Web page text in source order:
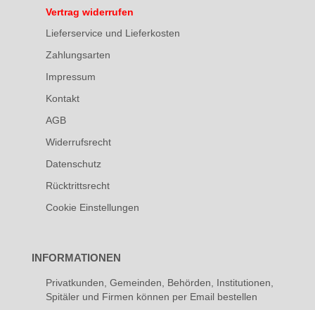
Vertrag widerrufen
Lieferservice und Lieferkosten
Zahlungsarten
Impressum
Kontakt
AGB
Widerrufsrecht
Datenschutz
Rücktrittsrecht
Cookie Einstellungen
INFORMATIONEN
Privatkunden, Gemeinden, Behörden, Institutionen,
Spitäler und Firmen können per Email bestellen